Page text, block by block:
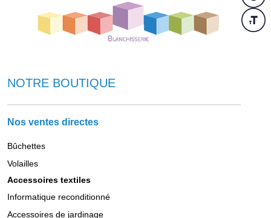
NOTRE BOUTIQUE
Nos ventes directes
Bûchettes
Volailles
Accessoires textiles
Informatique reconditionné
Accessoires de jardinage